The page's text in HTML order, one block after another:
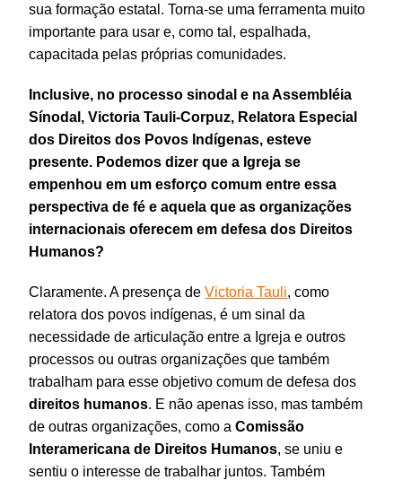
sua formação estatal. Torna-se uma ferramenta muito
importante para usar e, como tal, espalhada,
capacitada pelas próprias comunidades.
Inclusive, no processo sinodal e na Assembléia
Sínodal, Victoria Tauli-Corpuz, Relatora Especial
dos Direitos dos Povos Indígenas, esteve
presente. Podemos dizer que a Igreja se
empenhou em um esforço comum entre essa
perspectiva de fé e aquela que as organizações
internacionais oferecem em defesa dos Direitos
Humanos?
Claramente. A presença deVictoria Tauli, como
relatora dos povos indígenas, é um sinal da
necessidade de articulação entre a Igreja e outros
processos ou outras organizações que também
trabalham para esse objetivo comum de defesa dos
direitos humanos. E não apenas isso, mas também
de outras organizações, como a Comissão
Interamericana de Direitos Humanos, se uniu e
sentiu o interesse de trabalhar juntos. Também